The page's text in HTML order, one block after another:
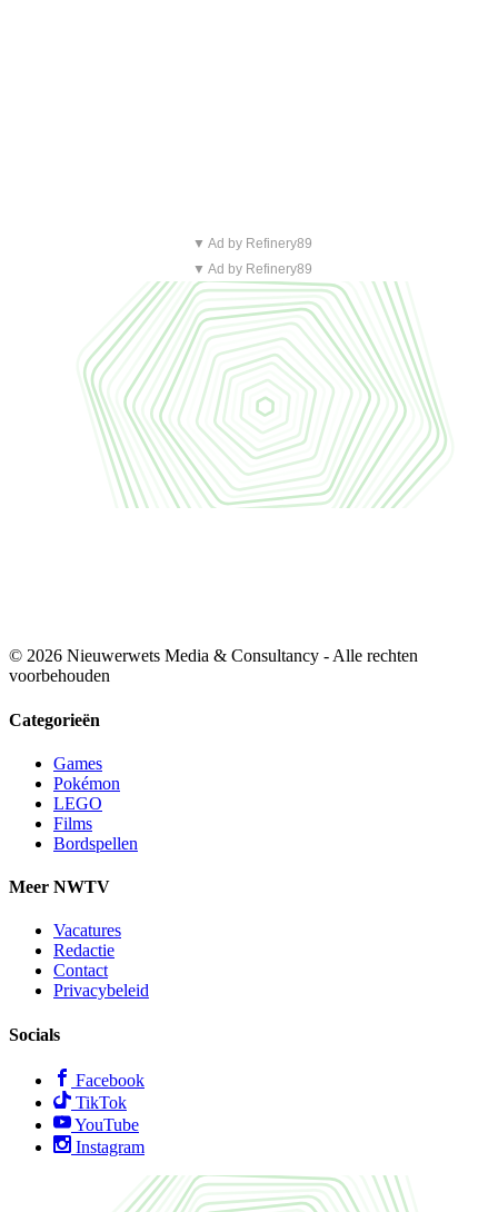
▼ Ad by Refinery89
▼ Ad by Refinery89
© 2026 Nieuwerwets Media & Consultancy - Alle rechten
voorbehouden
Categorieën
Games
Pokémon
LEGO
Films
Bordspellen
Meer NWTV
Vacatures
Redactie
Contact
Privacybeleid
Socials
Facebook
TikTok
YouTube
Instagram